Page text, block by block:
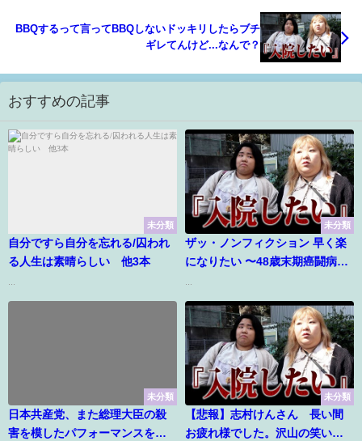
BBQするって言ってBBQしないドッキリしたらブチ
ギレてんけど...なんで？
おすすめの記事
未分類
自分ですら自分を忘れる/囚われ
る人生は素晴らしい 他3本
未分類
ザッ・ノンフィクション 早く楽
になりたい 〜48歳末期癌闘病の
未分類
日本共産党、また総理大臣の殺
害を模したパフォーマンスをは
未分類
【悲報】志村けんさん 長い間
お疲れ様でした。沢山の笑いと